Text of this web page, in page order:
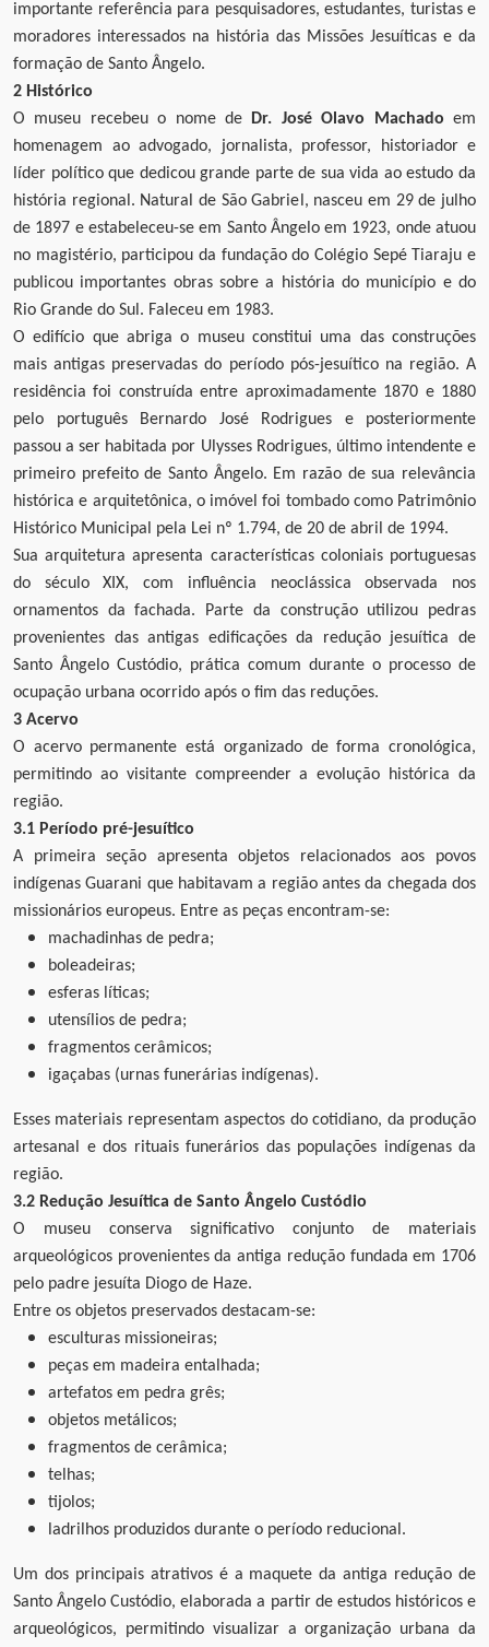
importante referência para pesquisadores, estudantes, turistas e
moradores interessados na história das Missões Jesuíticas e da
formação de Santo Ângelo.
2 Histórico
O museu recebeu o nome de Dr. José Olavo Machado em
homenagem ao advogado, jornalista, professor, historiador e
líder político que dedicou grande parte de sua vida ao estudo da
história regional. Natural de São Gabriel, nasceu em 29 de julho
de 1897 e estabeleceu-se em Santo Ângelo em 1923, onde atuou
no magistério, participou da fundação do Colégio Sepé Tiaraju e
publicou importantes obras sobre a história do município e do
Rio Grande do Sul. Faleceu em 1983.
O edifício que abriga o museu constitui uma das construções
mais antigas preservadas do período pós-jesuítico na região. A
residência foi construída entre aproximadamente 1870 e 1880
pelo português Bernardo José Rodrigues e posteriormente
passou a ser habitada por Ulysses Rodrigues, último intendente e
primeiro prefeito de Santo Ângelo. Em razão de sua relevância
histórica e arquitetônica, o imóvel foi tombado como Patrimônio
Histórico Municipal pela Lei nº 1.794, de 20 de abril de 1994.
Sua arquitetura apresenta características coloniais portuguesas
do século XIX, com influência neoclássica observada nos
ornamentos da fachada. Parte da construção utilizou pedras
provenientes das antigas edificações da redução jesuítica de
Santo Ângelo Custódio, prática comum durante o processo de
ocupação urbana ocorrido após o fim das reduções.
3 Acervo
O acervo permanente está organizado de forma cronológica,
permitindo ao visitante compreender a evolução histórica da
região.
3.1 Período pré-jesuítico
A primeira seção apresenta objetos relacionados aos povos
indígenas Guarani que habitavam a região antes da chegada dos
missionários europeus. Entre as peças encontram-se:
machadinhas de pedra;
boleadeiras;
esferas líticas;
utensílios de pedra;
fragmentos cerâmicos;
igaçabas (urnas funerárias indígenas).
Esses materiais representam aspectos do cotidiano, da produção
artesanal e dos rituais funerários das populações indígenas da
região.
3.2 Redução Jesuítica de Santo Ângelo Custódio
O museu conserva significativo conjunto de materiais
arqueológicos provenientes da antiga redução fundada em 1706
pelo padre jesuíta Diogo de Haze.
Entre os objetos preservados destacam-se:
esculturas missioneiras;
peças em madeira entalhada;
artefatos em pedra grês;
objetos metálicos;
fragmentos de cerâmica;
telhas;
tijolos;
ladrilhos produzidos durante o período reducional.
Um dos principais atrativos é a maquete da antiga redução de
Santo Ângelo Custódio, elaborada a partir de estudos históricos e
arqueológicos, permitindo visualizar a organização urbana da